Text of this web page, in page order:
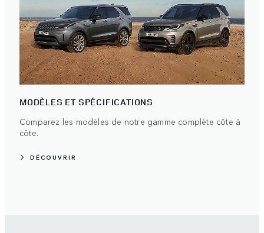
MODÈLES ET SPÉCIFICATIONS
Comparez les modèles de notre gamme complète côte à
côte.
DÉCOUVRIR